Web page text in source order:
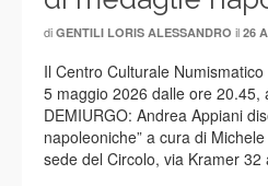
di GENTILI LORIS ALESSANDRO il 26
Il Centro Culturale
5 maggio 2026 dalle ore 20.45,
DEMIURGO: Andrea Appiani
napoleoniche” a cura di
sede del Circolo, via Kramer